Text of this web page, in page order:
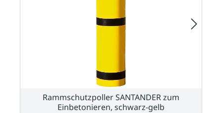
Rammschutzpoller SANTANDER zum
Einbetonieren, schwarz-gelb